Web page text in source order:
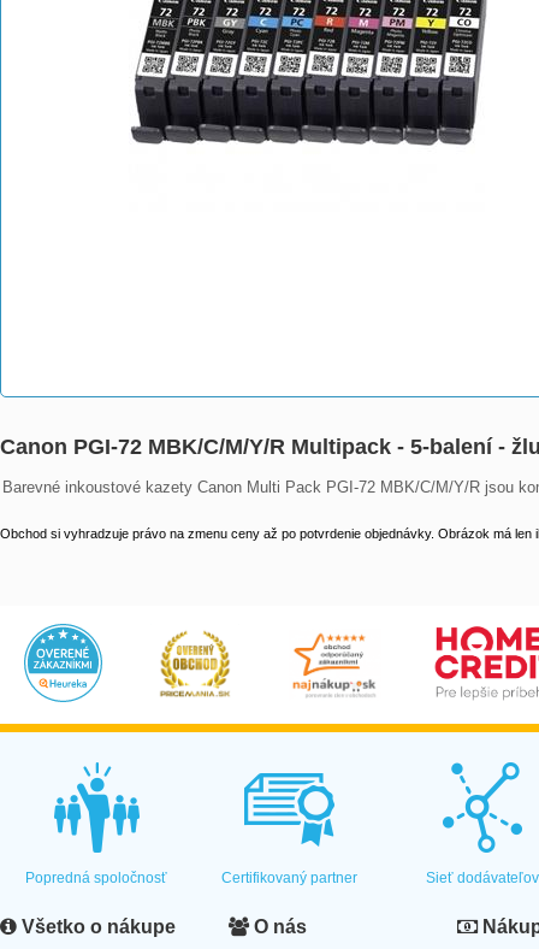
Canon PGI-72 MBK/C/M/Y/R Multipack - 5-balení -
Barevné inkoustové kazety Canon Multi Pack PGI-72 MBK/C/M/Y/R jsou
Obchod si vyhradzuje právo na zmenu ceny až po potvrdenie objednávky. Obrázok má len
Popredná spoločnosť Certifikovaný partner Sieť dodávateľov
Všetko o nákupe O nás